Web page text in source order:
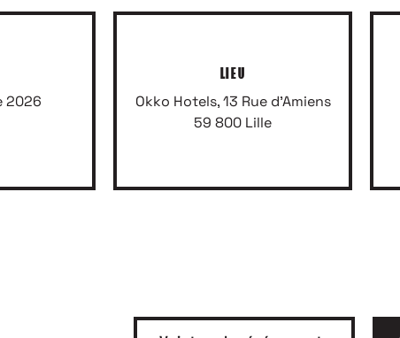
2026
LIEU
Okko Hotels, 13 Rue d'Amiens
59 800 Lille